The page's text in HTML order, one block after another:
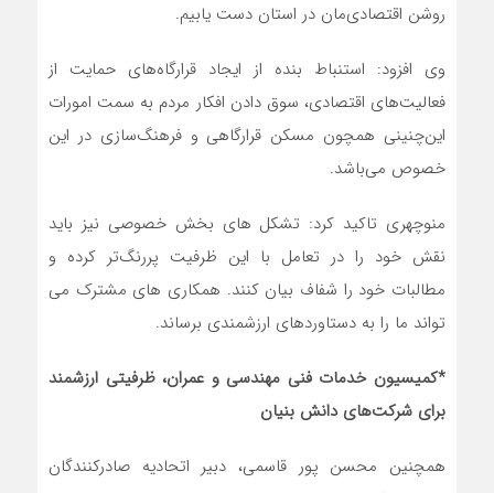
روشن اقتصادی‌مان در استان دست یابیم.
وی افزود: استنباط بنده از ایجاد قرارگاه‌های حمایت از
فعالیت‌های اقتصادی، سوق دادن افکار مردم به سمت امورات
این‌چنینی همچون مسکن قرارگاهی و فرهنگ‌سازی در این
خصوص می‌باشد.
منوچهری تاکید کرد: تشکل های بخش خصوصی نیز باید
نقش خود را در تعامل با این ظرفیت پررنگ‌تر کرده و
مطالبات خود را شفاف بیان کنند. همکاری های مشترک می
تواند ما را به دستاوردهای ارزشمندی برساند.
*کمیسیون خدمات فنی مهندسی و عمران، ظرفیتی ارزشمند
برای شرکت‌های دانش بنیان
همچنین محسن پور قاسمی، دبیر اتحادیه صادرکنندگان